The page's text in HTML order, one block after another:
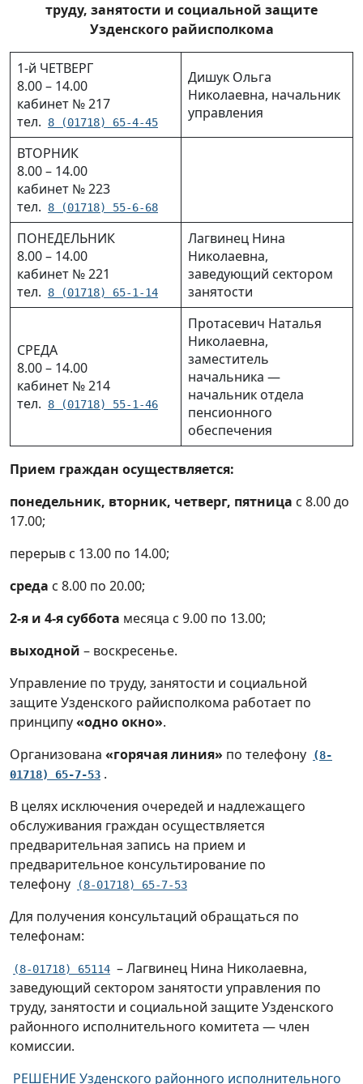
труду, занятости и социальной защите
Узденского райисполкома
1-й ЧЕТВЕРГ
8.00 – 14.00
кабинет № 217
тел.
8 (01718) 65-4-45
Дишук Ольга
Николаевна, начальник
управления
ВТОРНИК
8.00 – 14.00
кабинет № 223
тел.
8 (01718) 55-6-68
ПОНЕДЕЛЬНИК
8.00 – 14.00
кабинет № 221
тел.
8 (01718) 65-1-14
Лагвинец Нина
Николаевна,
заведующий сектором
занятости
СРЕДА
8.00 – 14.00
кабинет № 214
тел.
8 (01718) 55-1-46
Протасевич Наталья
Николаевна,
заместитель
начальника —
начальник отдела
пенсионного
обеспечения
Прием граждан осуществляется:
понедельник, вторник, четверг, пятница с 8.00 до
17.00;
перерыв с 13.00 по 14.00;
среда с 8.00 по 20.00;
2-я и 4-я суббота месяца с 9.00 по 13.00;
выходной – воскресенье.
Управление по труду, занятости и социальной
защите Узденского райисполкома работает по
принципу«одно окно».
Организована «горячая линия» по телефону
(8-
01718) 65-7-53 .
В целях исключения очередей и надлежащего
обслуживания граждан осуществляется
предварительная запись на прием и
предварительное консультирование по
телефону
(8-01718) 65-7-53
Для получения консультаций обращаться по
телефонам:
(8-01718) 65114 – Лагвинец Нина Николаевна,
заведующий сектором занятости управления по
труду, занятости и социальной защите Узденского
районного исполнительного комитета — член
комиссии.
РЕШЕНИЕ Узденского районного исполнительного
Узденская районная инспекция
природных ресурсов и охраны
окружающей среды
Коммунальное дочернее унитарное
предприятие «Управление капитального
строительства Узденского района»
Инспекция Министерства по налогам и
сборам Республики Беларусь по
Дзержинскому району управление по
работе с плательщиками по Узденскому
району
Инфографика
Представительство Белгосстраха по
Узденскому району
Государственное учреждение «Узденский
районный архив»
Отдел статистики Узденского района
Комиссия Узденского районного
исполнительного комитета по
противодействию коррупции
График приёма граждан и юридических лиц
в Минском облисполкоме
График приёма граждан и юридических лиц
районного исполнительного комитета
Районная комиссия по делам
несовершеннолетних (КДН)